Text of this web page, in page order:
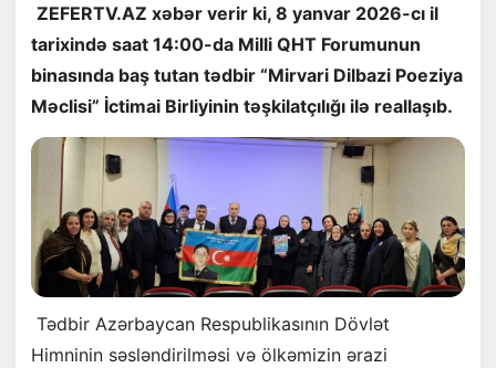
ZEFERTV.AZ xəbər verir ki, 8 yanvar 2026-cı il
tarixində saat 14:00-da Milli QHT Forumunun
binasında baş tutan tədbir “Mirvari Dilbazi Poeziya
Məclisi” İctimai Birliyinin təşkilatçılığı ilə reallaşıb.
Tədbir Azərbaycan Respublikasının Dövlət
Himninin səsləndirilməsi və ölkəmizin ərazi